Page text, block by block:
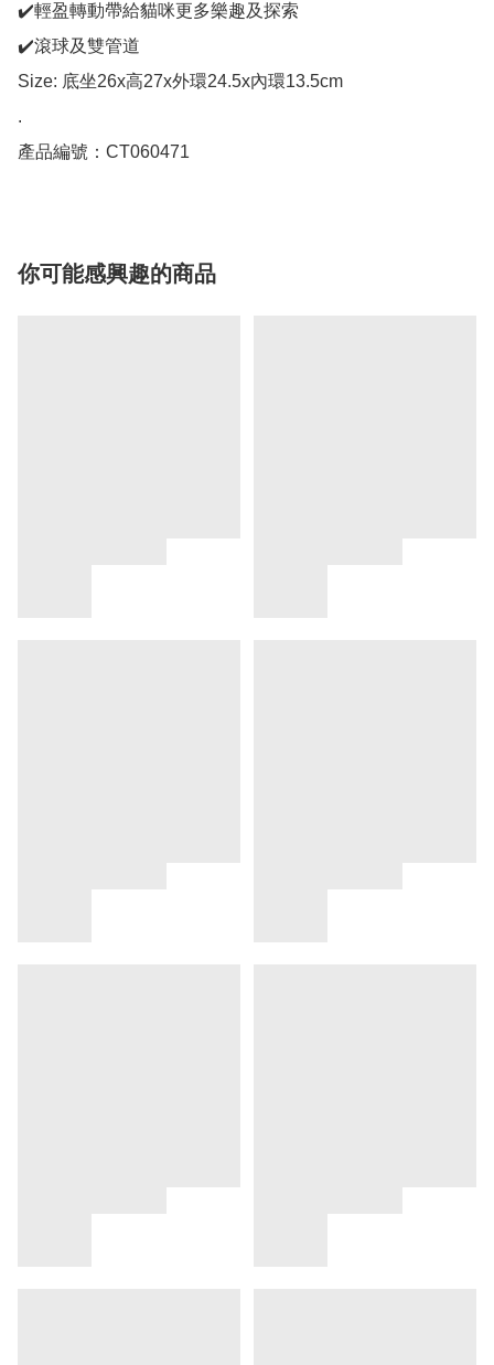
✔️輕盈轉動帶給貓咪更多樂趣及探索
✔️滾球及雙管道
Size: 底坐26x高27x外環24.5x內環13.5cm
.
產品編號：CT060471
你可能感興趣的商品